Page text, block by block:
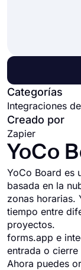
Categorías
Integraciones
Creado por
Zapier
YoCo
YoCo Board es
basada en la
zonas horarias.
tiempo entre
proyectos.
forms.app e
entrada o
Ahora puedes